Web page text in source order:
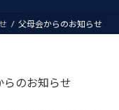
父母会からのお知らせ
らのお知らせ